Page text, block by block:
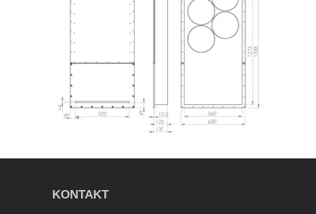
KONTAKT